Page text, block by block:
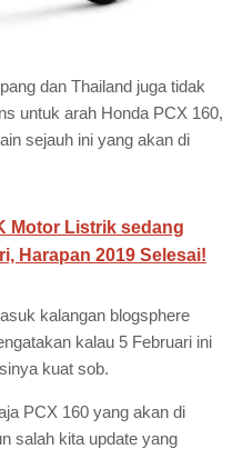
dan Thailand juga tidak
untuk arah Honda PCX 160,
sejauh ini yang akan di
Motor Listrik sedang
Harapan 2019 Selesai!
kalangan blogsphere
kalau 5 Februari ini
kuat sob.
PCX 160 yang akan di
salah kita update yang